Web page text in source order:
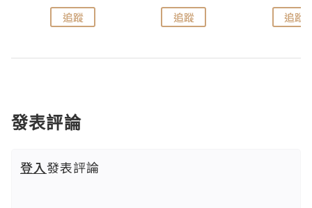
追蹤 追蹤 追蹤
發表評論
登入發表評論